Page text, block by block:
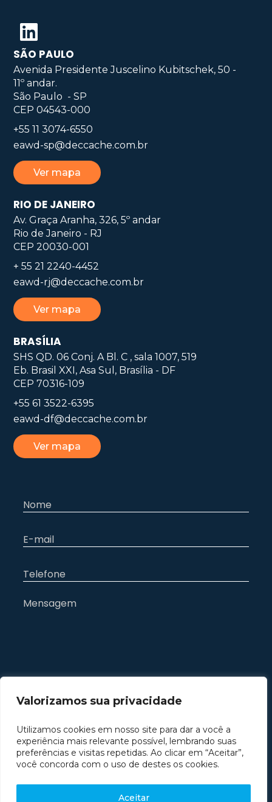
Valorizamos sua privacidade
Utilizamos cookies em nosso site para dar a você a
experiência mais relevante possível, lembrando suas
preferências e visitas repetidas. Ao clicar em “Aceitar”,
você concorda com o uso de destes os cookies.
Aceitar
SÃO PAULO
Avenida Presidente Juscelino Kubitschek, 50 -
11º andar.
São Paulo - SP
CEP 04543-000
+55 11 3074-6550
eawd-sp@deccache.com.br
Ver mapa
RIO DE JANEIRO
Av. Graça Aranha, 326, 5º andar
Rio de Janeiro - RJ
CEP 20030-001
+ 55 21 2240-4452
eawd-rj@deccache.com.br
Ver mapa
BRASÍLIA
SHS QD. 06 Conj. A Bl. C , sala 1007, 519
Eb. Brasil XXI, Asa Sul, Brasília - DF
CEP 70316-109
+55 61 3522-6395
eawd-df@deccache.com.br
Ver mapa
© 2026 - All rights reserved - Deccache Advogados